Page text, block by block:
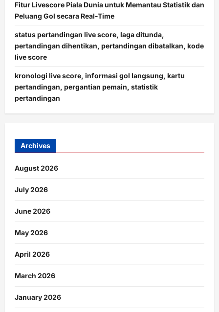
Fitur Livescore Piala Dunia untuk Memantau Statistik dan
Peluang Gol secara Real-Time
status pertandingan live score, laga ditunda,
pertandingan dihentikan, pertandingan dibatalkan, kode
live score
kronologi live score, informasi gol langsung, kartu
pertandingan, pergantian pemain, statistik
pertandingan
Archives
August 2026
July 2026
June 2026
May 2026
April 2026
March 2026
January 2026